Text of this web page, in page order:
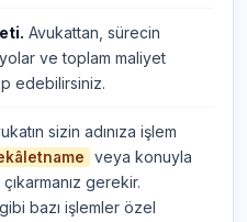
Avukattan, sürecin
ve toplam maliyet
edebilirsiniz.
sizin adınıza işlem
veya konuyla
çıkarmanız gerekir.
bazı işlemler özel